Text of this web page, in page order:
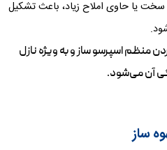
سخت یا حاوی املاح زیاد، باعث تشکیل
منظم اسپرسو ساز و به ویژه نازل
آن می‌شود.
ساز